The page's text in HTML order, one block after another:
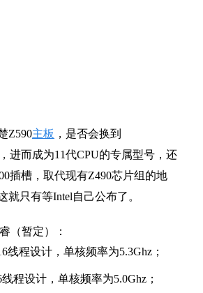
Z590主板 ，是否会换到
进而成为11代CPU的专属型号，还
插槽，取代现有Z490芯片组的地
就只有等Intel自己公布了。
（暂定）：
线程设计，单核频率为5.3Ghz；
程设计，单核频率为5.0Ghz；